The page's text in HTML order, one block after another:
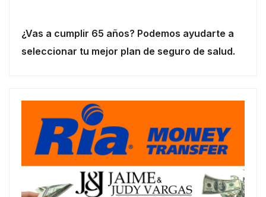
¿Vas a cumplir 65 años? Podemos ayudarte a
seleccionar tu mejor plan de seguro de salud.